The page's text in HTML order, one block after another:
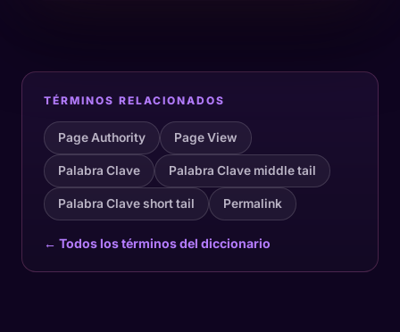
TÉRMINOS RELACIONADOS
Page Authority Page View
Palabra Clave Palabra Clave middle tail
Palabra Clave short tail Permalink
← Todos los términos del diccionario